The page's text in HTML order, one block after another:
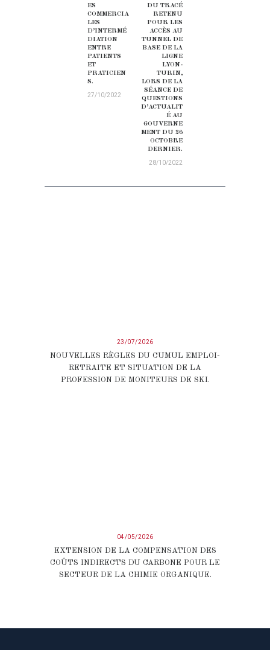
ES
COMMERCIA
LES
D’INTERMÉ
DIATION
ENTRE
PATIENTS
ET
PRATICIEN
S.
27/10/2022
DU TRACÉ
RETENU
POUR LES
ACCÈS AU
TUNNEL DE
BASE DE LA
LIGNE
LYON-
TURIN,
LORS DE LA
SÉANCE DE
QUESTIONS
D’ACTUALIT
É AU
GOUVERNE
MENT DU 26
OCTOBRE
DERNIER.
28/10/2022
23/07/2026
NOUVELLES RÈGLES DU CUMUL EMPLOI-
RETRAITE ET SITUATION DE LA
PROFESSION DE MONITEURS DE SKI.
04/05/2026
EXTENSION DE LA COMPENSATION DES
COÛTS INDIRECTS DU CARBONE POUR LE
SECTEUR DE LA CHIMIE ORGANIQUE.